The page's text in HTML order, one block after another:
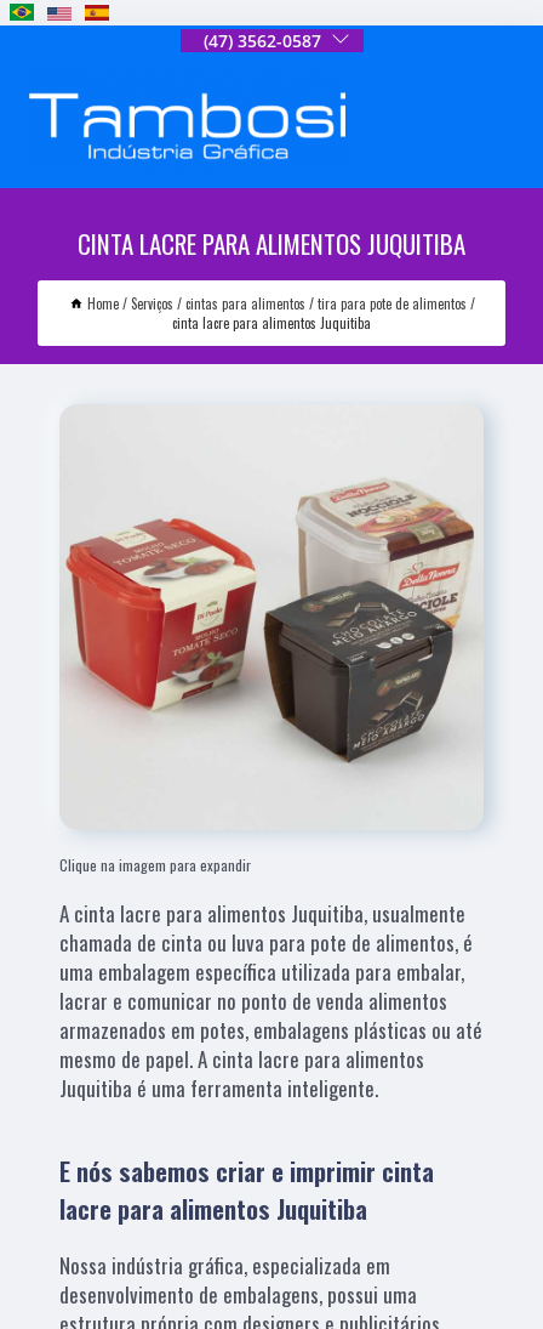
(47) 3562-0587
CINTA LACRE PARA ALIMENTOS JUQUITIBA
Home Serviços cintas para alimentos
tira para pote de alimentos
cinta lacre para alimentos Juquitiba
Clique na imagem para expandir
A cinta lacre para alimentos Juquitiba, usualmente
chamada de cinta ou luva para pote de alimentos, é
uma embalagem específica utilizada para embalar,
lacrar e comunicar no ponto de venda alimentos
armazenados em potes, embalagens plásticas ou até
mesmo de papel. A cinta lacre para alimentos
Juquitiba é uma ferramenta inteligente.
E nós sabemos criar e imprimir cinta
lacre para alimentos Juquitiba
Nossa indústria gráfica, especializada em
desenvolvimento de embalagens, possui uma